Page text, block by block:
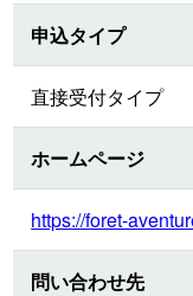
申込タイプ
直接受付タイプ
ホームページ
https://foret-
問い合わせ先